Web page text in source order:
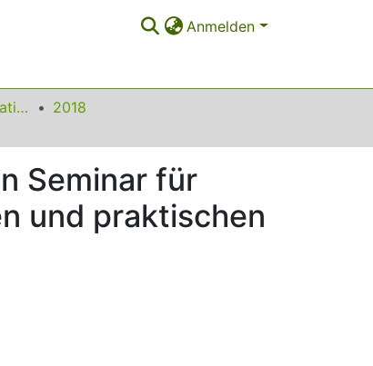
Anmelden
Beiträge zum Mathematikunterricht
2018
Seminar für
und praktischen